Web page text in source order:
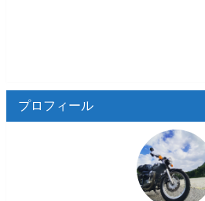
プロフィール